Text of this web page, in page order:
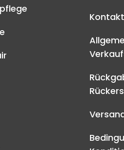
Kontakt